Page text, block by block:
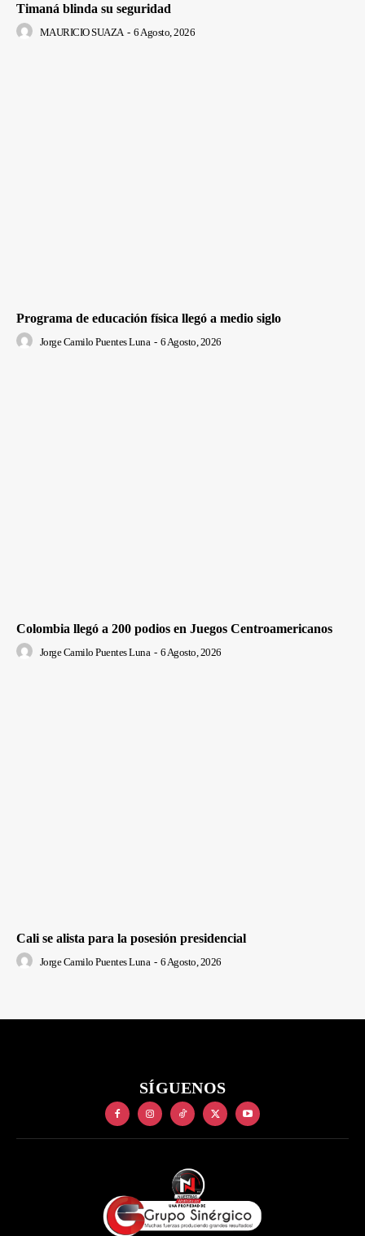
Timaná blinda su seguridad
MAURICIO SUAZA - 6 Agosto, 2026
Programa de educación física llegó a medio siglo
Jorge Camilo Puentes Luna - 6 Agosto, 2026
Colombia llegó a 200 podios en Juegos Centroamericanos
Jorge Camilo Puentes Luna - 6 Agosto, 2026
Cali se alista para la posesión presidencial
Jorge Camilo Puentes Luna - 6 Agosto, 2026
SÍGUENOS